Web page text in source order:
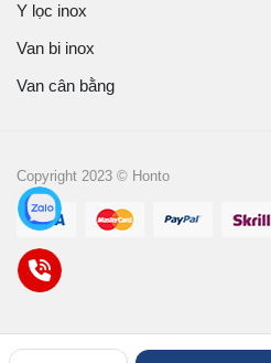
Y lọc inox
Van bi inox
Van cân bằng
Copyright 2023 © Honto